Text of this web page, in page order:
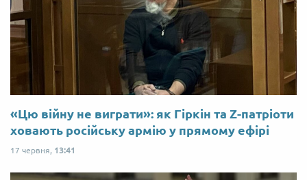
«Цю війну не виграти»: як Гіркін та Z-патріоти
ховають російську армію у прямому ефірі
17 червня, 13:41